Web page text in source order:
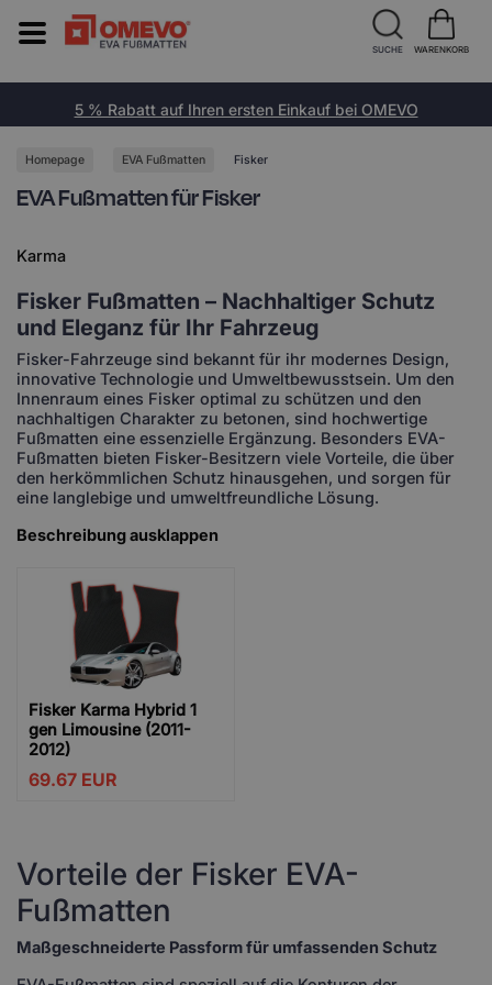
5 % Rabatt auf Ihren ersten Einkauf bei OMEVO
Homepage EVA Fußmatten Fisker
EVA Fußmatten für Fisker
Karma
Fisker Fußmatten – Nachhaltiger Schutz
und Eleganz für Ihr Fahrzeug
Fisker-Fahrzeuge sind bekannt für ihr modernes Design,
innovative Technologie und Umweltbewusstsein. Um den
Innenraum eines Fisker optimal zu schützen und den
nachhaltigen Charakter zu betonen, sind hochwertige
Fußmatten eine essenzielle Ergänzung. Besonders EVA-
Fußmatten bieten Fisker-Besitzern viele Vorteile, die über
den herkömmlichen Schutz hinausgehen, und sorgen für
eine langlebige und umweltfreundliche Lösung.
Beschreibung ausklappen
Fisker Karma Hybrid 1
gen Limousine (2011-
2012)
69.67 EUR
Vorteile der Fisker EVA-
Fußmatten
Maßgeschneiderte Passform für umfassenden Schutz
SUCHE WARENKORB